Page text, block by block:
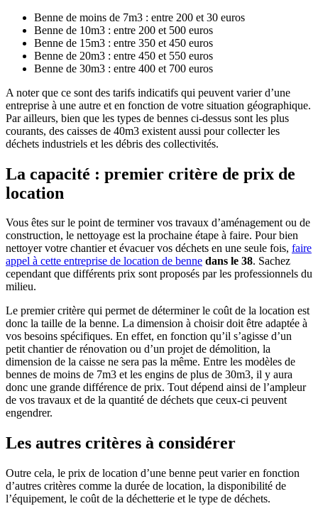
Benne de moins de 7m3 : entre 200 et 30 euros
Benne de 10m3 : entre 200 et 500 euros
Benne de 15m3 : entre 350 et 450 euros
Benne de 20m3 : entre 450 et 550 euros
Benne de 30m3 : entre 400 et 700 euros
A noter que ce sont des tarifs indicatifs qui peuvent varier d’une
entreprise à une autre et en fonction de votre situation géographique.
Par ailleurs, bien que les types de bennes ci-dessus sont les plus
courants, des caisses de 40m3 existent aussi pour collecter les
déchets industriels et les débris des collectivités.
La capacité : premier critère de prix de
location
Vous êtes sur le point de terminer vos travaux d’aménagement ou de
construction, le nettoyage est la prochaine étape à faire. Pour bien
nettoyer votre chantier et évacuer vos déchets en une seule fois, faire
appel à cette entreprise de location de benne dans le 38. Sachez
cependant que différents prix sont proposés par les professionnels du
milieu.
Le premier critère qui permet de déterminer le coût de la location est
donc la taille de la benne. La dimension à choisir doit être adaptée à
vos besoins spécifiques. En effet, en fonction qu’il s’agisse d’un
petit chantier de rénovation ou d’un projet de démolition, la
dimension de la caisse ne sera pas la même. Entre les modèles de
bennes de moins de 7m3 et les engins de plus de 30m3, il y aura
donc une grande différence de prix. Tout dépend ainsi de l’ampleur
de vos travaux et de la quantité de déchets que ceux-ci peuvent
engendrer.
Les autres critères à considérer
Outre cela, le prix de location d’une benne peut varier en fonction
d’autres critères comme la durée de location, la disponibilité de
l’équipement, le coût de la déchetterie et le type de déchets.